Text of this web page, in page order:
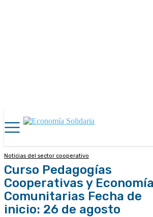
Noticias del sector cooperativo
Curso Pedagogías
Cooperativas y
Comunitarias Fecha de
inicio: 26 de agosto